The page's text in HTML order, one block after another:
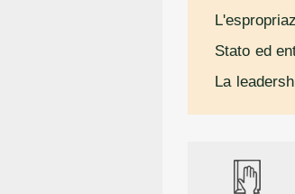
Stato ed
La